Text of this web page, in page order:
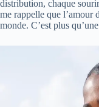
distribution, chaque
me rappelle que l’amour
monde. C’est plus